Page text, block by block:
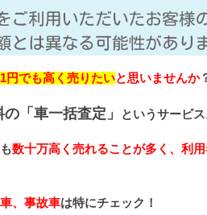
1円でも高く売りたいと思いませんか
の「車一括査定」 というサービ
数十万高く売れることが多く、利
、事故車は特にチェック！